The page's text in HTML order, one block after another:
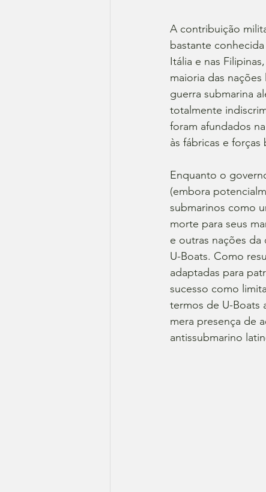
A contribuição
bastante
Itália e nas
maioria das
guerra submarina
totalmente
foram afundados
às fábricas e forças
Enquanto o
(embora
submarinos como
morte para seus
e outras nações
U-Boats. Como
adaptadas para
sucesso como
termos de U-Boats
mera presença de
antissubmarino